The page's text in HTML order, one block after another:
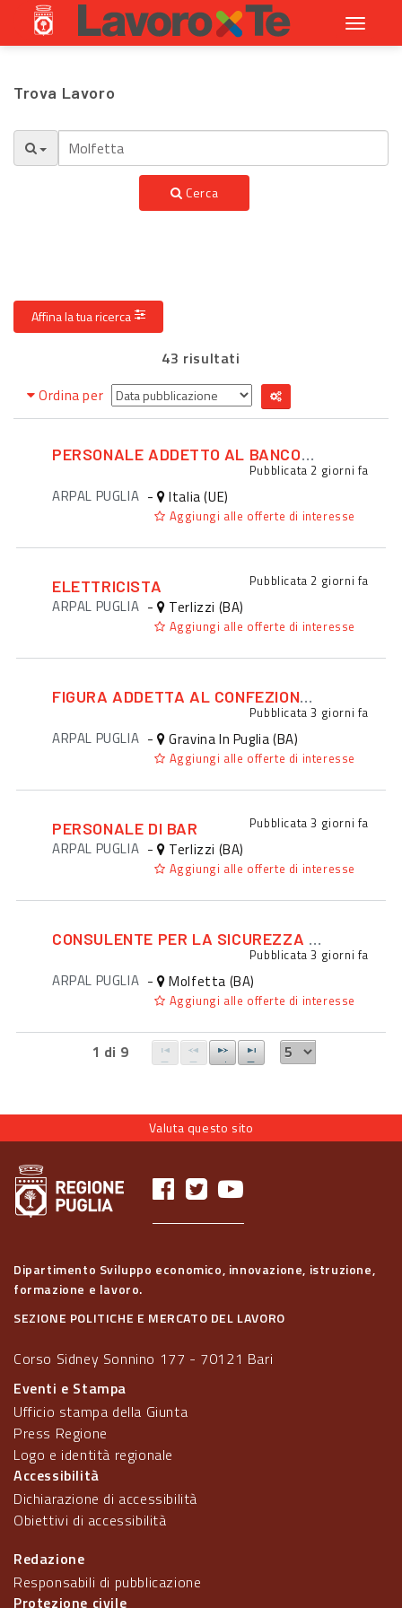
Toggle
Trova Lavoro
Cerca
Affina la tua ricerca
43 risultati
Ordina per
PERSONALE ADDETTO AL BANCONE PER FOOD TRUCK
Pubblicata 2 giorni fa
ARPAL PUGLIA - Italia (UE)
Aggiungi alle offerte di interesse
ELETTRICISTA Pubblicata 2 giorni fa
ARPAL PUGLIA - Terlizzi (BA)
Aggiungi alle offerte di interesse
FIGURA ADDETTA AL CONFEZIONAMENTO
Pubblicata3 giorni fa
ARPAL PUGLIA - Gravina In Puglia (BA)
Aggiungi alle offerte di interesse
PERSONALE DI BAR Pubblicata3 giorni fa
ARPAL PUGLIA - Terlizzi (BA)
Aggiungi alle offerte di interesse
CONSULENTE PER LA SICUREZZA SUL LAVORO
Pubblicata3 giorni fa
ARPAL PUGLIA - Molfetta (BA)
Aggiungi alle offerte di interesse
1 di 9
Valuta questo sito
Dipartimento Sviluppo economico, innovazione, istruzione,
formazione e lavoro.
SEZIONE POLITICHE E MERCATO DEL LAVORO
Corso Sidney Sonnino 177 - 70121 Bari
Eventi e Stampa
Ufficio stampa della Giunta
Press Regione
Logo e identità regionale
Accessibilità
Dichiarazione di accessibilità
Obiettivi di accessibilità
Redazione
Responsabili di pubblicazione
Protezione civile